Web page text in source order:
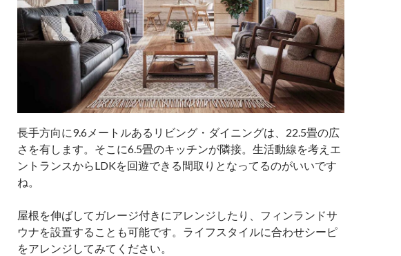
長手方向に9.6メートルあるリビング・ダイニングは、22.5畳の広
さを有します。そこに6.5畳のキッチンが隣接。生活動線を考えエ
ントランスからLDKを回遊できる間取りとなってるのがいいです
ね。
屋根を伸ばしてガレージ付きにアレンジしたり、フィンランドサ
ウナを設置することも可能です。ライフスタイルに合わせシーピ
をアレンジしてみてください。